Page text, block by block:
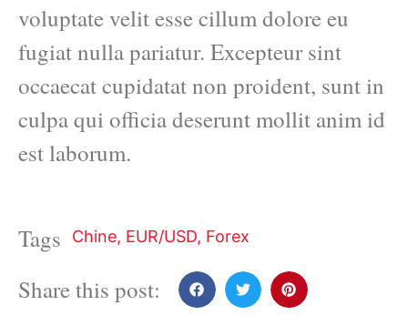
voluptate velit esse cillum dolore eu
fugiat nulla pariatur. Excepteur sint
occaecat cupidatat non proident, sunt in
culpa qui officia deserunt mollit anim id
est laborum.
Tags Chine, EUR/USD, Forex
Share this post: